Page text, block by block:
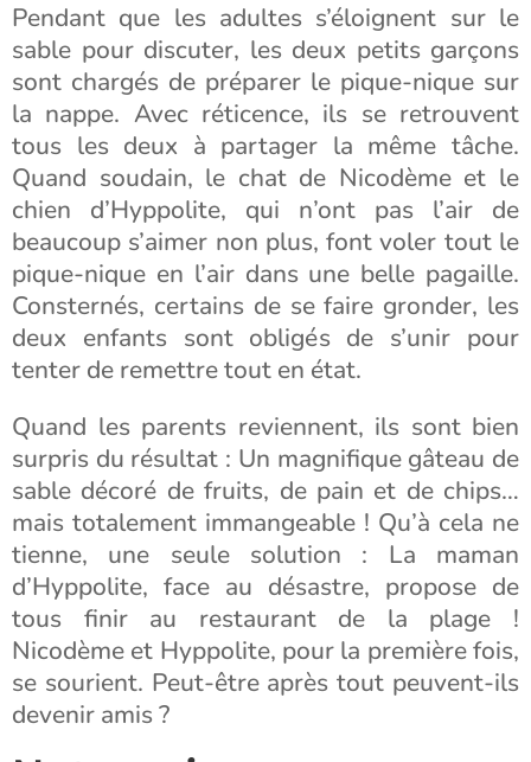
Pendant que les adultes s’éloignent sur le
sable pour discuter, les deux petits garçons
sont chargés de préparer le pique-nique sur
la nappe. Avec réticence, ils se retrouvent
tous les deux à partager la même tâche.
Quand soudain, le chat de Nicodème et le
chien d’Hyppolite, qui n’ont pas l’air de
beaucoup s’aimer non plus, font voler tout le
pique-nique en l’air dans une belle pagaille.
Consternés, certains de se faire gronder, les
deux enfants sont obligés de s’unir pour
tenter de remettre tout en état.
Quand les parents reviennent, ils sont bien
surpris du résultat : Un magnifique gâteau de
sable décoré de fruits, de pain et de chips…
mais totalement immangeable ! Qu’à cela ne
tienne, une seule solution : La maman
d’Hyppolite, face au désastre, propose de
tous finir au restaurant de la plage !
Nicodème et Hyppolite, pour la première fois,
se sourient. Peut-être après tout peuvent-ils
devenir amis ?